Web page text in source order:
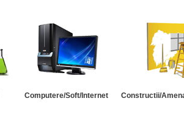
Computere/Soft/Internet Constructii/